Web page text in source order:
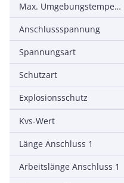
Max. Umgebungstemperatur
Anschlussspannung
Spannungsart
Schutzart
Explosionsschutz
Kvs-Wert
Länge Anschluss 1
Arbeitslänge Anschluss 1